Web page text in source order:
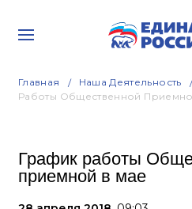
Главная Наша Деятельность
Работы Общественной
График работы
приемной в мае